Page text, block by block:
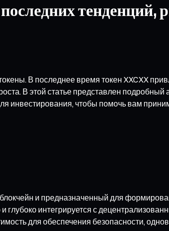
В последнее время токен XXCXX
В этой статье представлен
инвестирования, чтобы помочь вам
и предназначенный для
глубоко интегрируется с
для обеспечения безопасности,